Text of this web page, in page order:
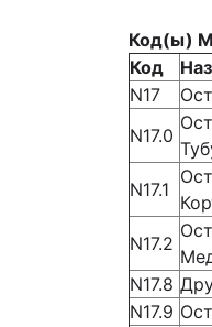
Код(ы)
Код
N17
N17.0
N17.1
N17.2
N17.8
N17.9